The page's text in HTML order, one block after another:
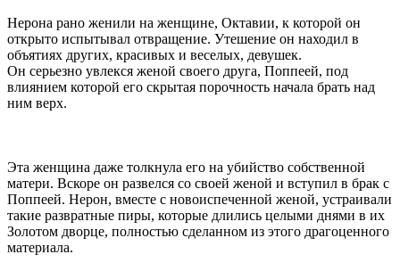
Нерона рано женили на женщине, Октавии, к которой он
открыто испытывал отвращение. Утешение он находил в
объятиях других, красивых и веселых, девушек.
Он серьезно увлекся женой своего друга, Поппеей, под
влиянием которой его скрытая порочность начала брать над
ним верх.
Эта женщина даже толкнула его на убийство собственной
матери. Вскоре он развелся со своей женой и вступил в брак с
Поппеей. Нерон, вместе с новоиспеченной женой, устраивали
такие развратные пиры, которые длились целыми днями в их
Золотом дворце, полностью сделанном из этого драгоценного
материала.